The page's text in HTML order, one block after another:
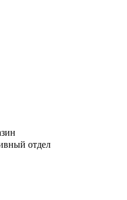
отдел